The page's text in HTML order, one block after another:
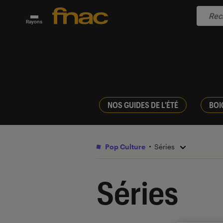
Rayons
NOS GUIDES DE L'ÉTÉ
Pop Culture Séries
Séries